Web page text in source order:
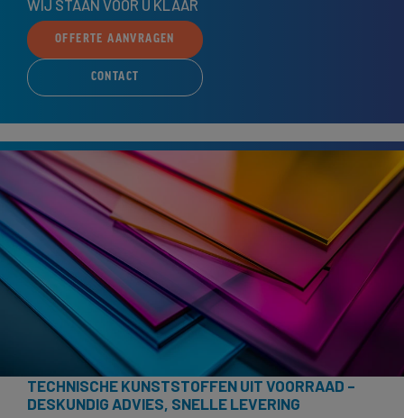
WIJ STAAN VOOR U KLAAR
OFFERTE AANVRAGEN
CONTACT
TECHNISCHE KUNSTSTOFFEN UIT VOORRAAD –
DESKUNDIG ADVIES, SNELLE LEVERING